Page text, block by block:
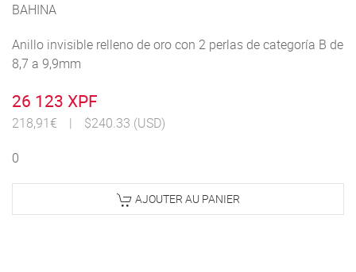
BAHINA
Anillo invisible relleno de oro con 2 perlas de categoría B de
8,7 a 9,9mm
26 123 XPF
218,91€ |
$240.33 (USD)
0
AJOUTER AU PANIER